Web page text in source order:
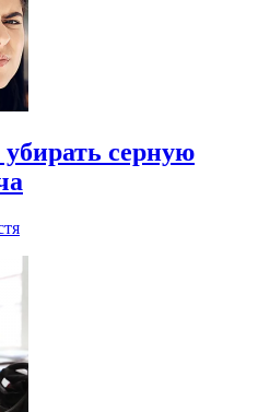
серную